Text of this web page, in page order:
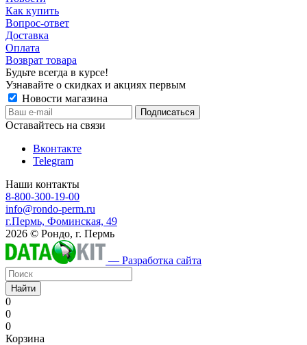
Как купить
Вопрос-ответ
Доставка
Оплата
Возврат товара
Будьте всегда в курсе!
Узнавайте о скидках и акциях первым
Новости магазина
Оставайтесь на связи
Вконтакте
Telegram
Наши контакты
8-800-300-19-00
info@rondo-perm.ru
г.Пермь, Фоминская, 49
2026 © Рондо, г. Пермь
— Разработка сайта
Найти
0
0
0
Корзина